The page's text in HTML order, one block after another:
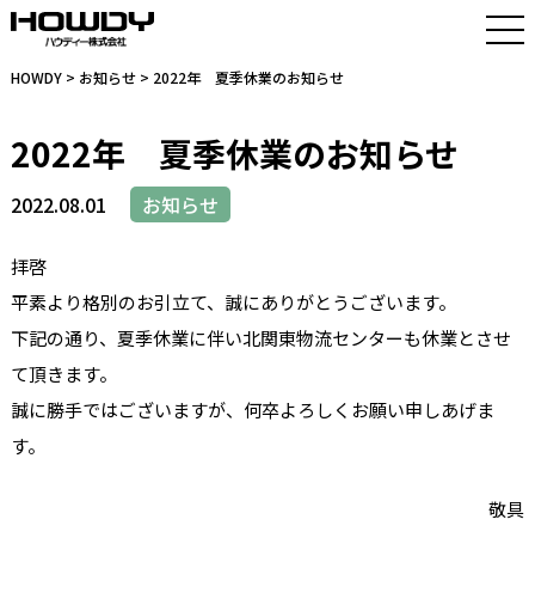
HOWDY> お知らせ> 2022年 夏季休業のお知らせ
2022年 夏季休業のお知らせ
2022.08.01 お知らせ
拝啓
平素より格別のお引立て、誠にありがとうございます。
下記の通り、夏季休業に伴い北関東物流センターも休業とさせ
て頂きます。
誠に勝手ではございますが、何卒よろしくお願い申しあげま
す。
敬具